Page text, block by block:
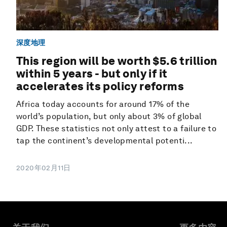
深度地理
This region will be worth $5.6 trillion
within 5 years - but only if it
accelerates its policy reforms
Africa today accounts for around 17% of the
world’s population, but only about 3% of global
GDP. These statistics not only attest to a failure to
tap the continent’s developmental potenti...
2020年02月11日